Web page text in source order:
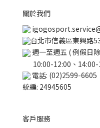
關於我們
台北市信義區東興路
週一至週五 ( 例假日
10:00-12:00、14:00-
電話: (02)2599-6605
統編: 24945605
客戶服務